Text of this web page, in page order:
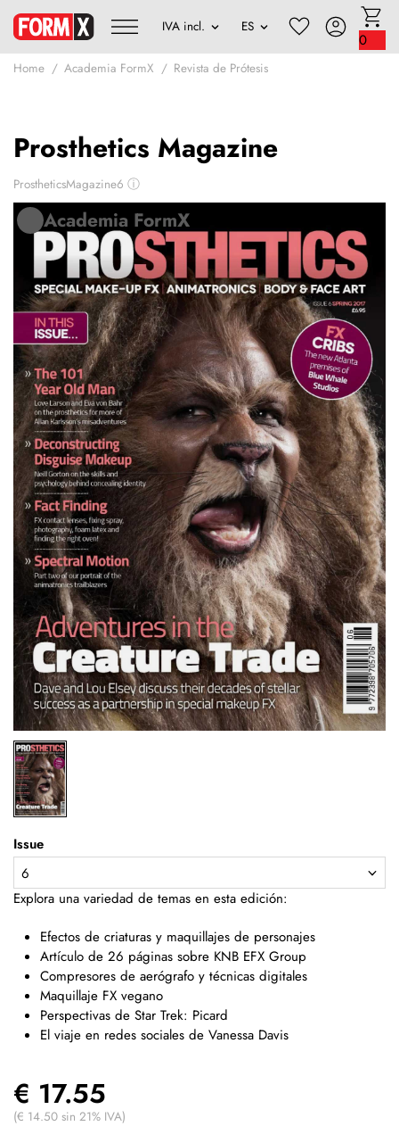
0
Home Academia FormX Revista de Prótesis
Prosthetics Magazine
ProstheticsMagazine6 ⓘ
Academia FormX
Issue
Explora una variedad de temas en esta edición:
Efectos de criaturas y maquillajes de personajes
Artículo de 26 páginas sobre KNB EFX Group
Compresores de aerógrafo y técnicas digitales
Maquillaje FX vegano
Perspectivas de Star Trek: Picard
El viaje en redes sociales de Vanessa Davis
€ 17.55
(€ 14.50 sin 21% IVA)